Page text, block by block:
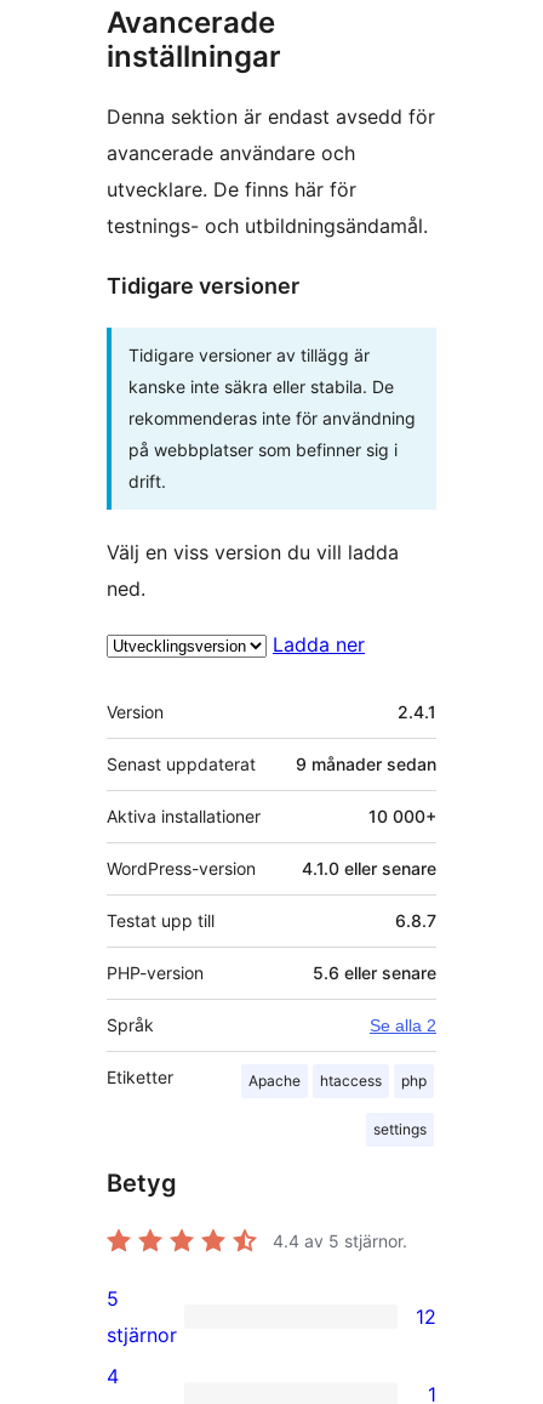
Avancerade
inställningar
Denna sektion är endast avsedd för
avancerade användare och
utvecklare. De finns här för
testnings- och utbildningsändamål.
Tidigare versioner
Tidigare versioner av tillägg är
kanske inte säkra eller stabila. De
rekommenderas inte för användning
på webbplatser som befinner sig i
drift.
Välj en viss version du vill ladda
ned.
Ladda ner
Meta
Version 2.4.1
Senast uppdaterat 9 månader sedan
Aktiva installationer 10 000+
WordPress-version 4.1.0 eller senare
Testat upp till 6.8.7
PHP-version 5.6 eller senare
Språk Se alla 2
Etiketter Apache htaccess php
settings
Betyg
4.4 av 5 stjärnor.
12
5-
5
stjärnor
12
4
1